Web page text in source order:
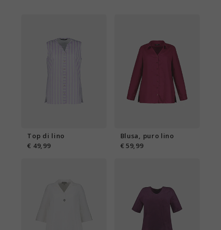
Top di lino
€ 49,99
Blusa, puro lino
€ 59,99